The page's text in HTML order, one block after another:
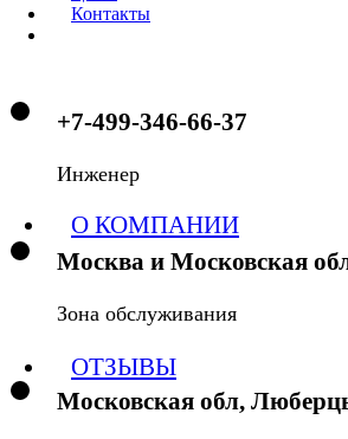
О КОМПАНИИ
ОТЗЫВЫ
Контакты
+7-499-346-66-37
Инженер
Москва и Московская
Зона обслуживания
Московская обл,